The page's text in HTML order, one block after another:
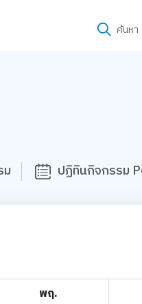
ค้นหา
ปฏิทินกิจกรรม
พฤ.